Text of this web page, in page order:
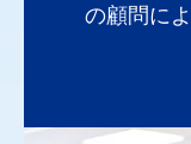
の顧問に